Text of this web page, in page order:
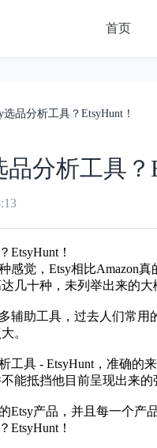
首页
品分析工具？EtsyHunt！
分析工具？
感觉，Etsy相比Amazon真
几十种，未列举出来的大
辅助工具，过去人们常
。
工具 - EtsyHunt ，准确的
能抵挡他目前呈现出来的
Etsy产品，并且每一个